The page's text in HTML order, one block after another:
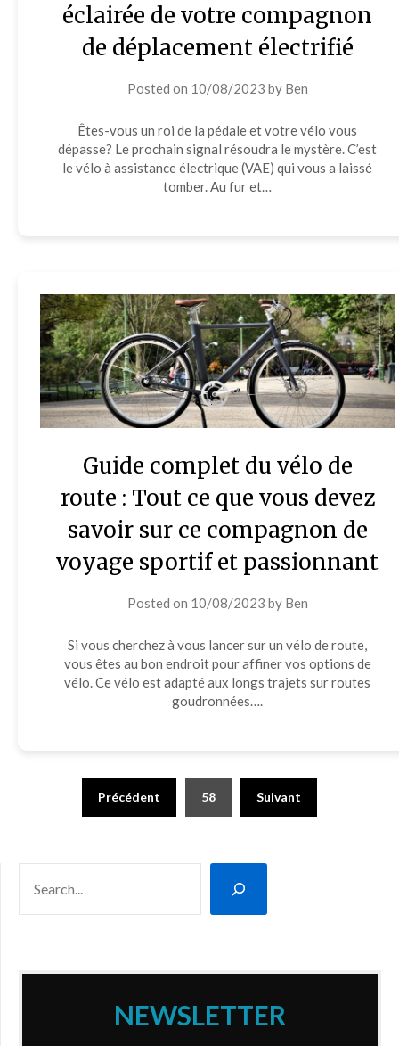
éclairée de votre compagnon
de déplacement électrifié
Posted on 10/08/2023 by Ben
Êtes-vous un roi de la pédale et votre vélo vous
dépasse? Le prochain signal résoudra le mystère. C’est
le vélo à assistance électrique (VAE) qui vous a laissé
tomber. Au fur et…
Guide complet du vélo de
route : Tout ce que vous devez
savoir sur ce compagnon de
voyage sportif et passionnant
Posted on 10/08/2023 by Ben
Si vous cherchez à vous lancer sur un vélo de route,
vous êtes au bon endroit pour affiner vos options de
vélo. Ce vélo est adapté aux longs trajets sur routes
goudronnées….
PaginationPrécédent 58 Suivant
NEWSLETTER